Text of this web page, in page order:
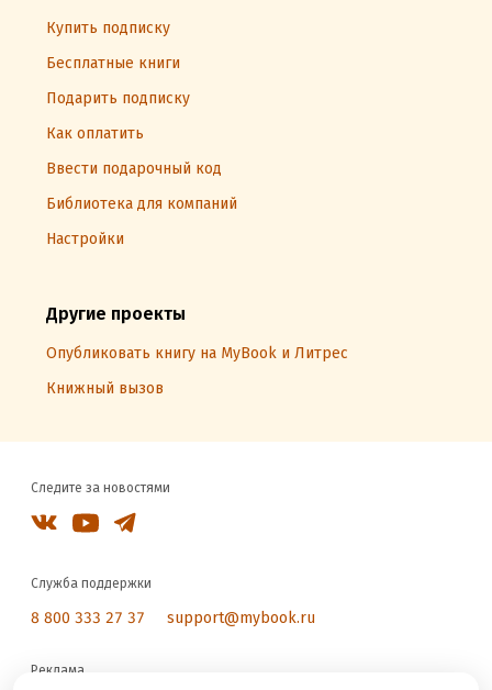
Купить подписку
Бесплатные книги
Подарить подписку
Как оплатить
Ввести подарочный код
Библиотека для компаний
Настройки
Другие проекты
Опубликовать книгу на MyBook и Литрес
Книжный вызов
Следите за новостями
Служба поддержки
8 800 333 27 37 support@mybook.ru
Реклама